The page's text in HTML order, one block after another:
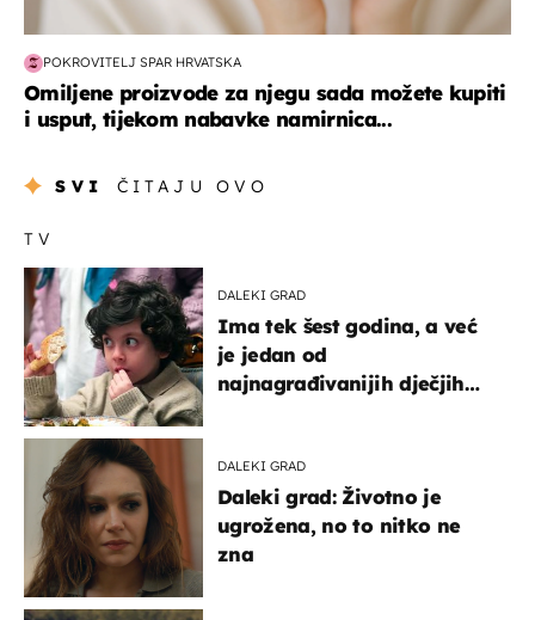
POKROVITELJ SPAR HRVATSKA
Omiljene proizvode za njegu sada možete kupiti
i usput, tijekom nabavke namirnica...
SVI ČITAJU OVO
TV
DALEKI GRAD
Ima tek šest godina, a već
je jedan od
najnagrađivanijih dječjih
DALEKI GRAD
Daleki grad: Životno je
ugrožena, no to nitko ne
zna